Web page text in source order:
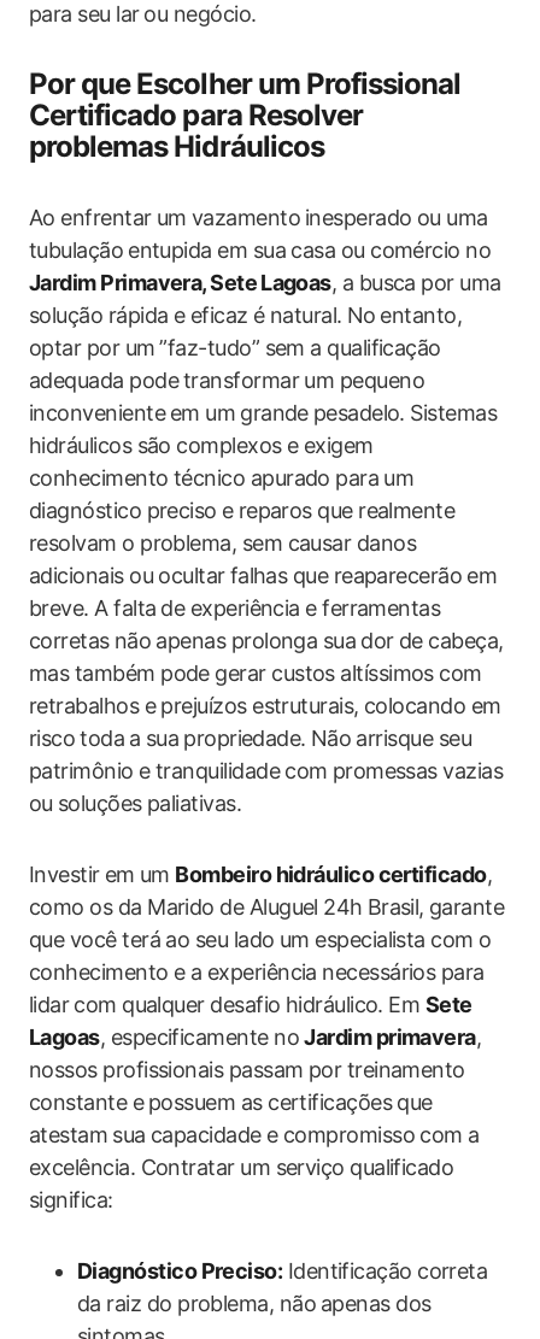
​para seu lar⁢ ou negócio.
Por ​que Escolher um Profissional
‍Certificado para Resolver
problemas Hidráulicos
Ao enfrentar um⁣ vazamento ⁣inesperado ou uma​
tubulação ⁢entupida em ​sua casa ou comércio no
Jardim Primavera, Sete⁢ Lagoas, a busca por‍ uma
solução rápida e eficaz é natural. ⁤No ⁢entanto,
optar por‍ um ⁤”faz-tudo” sem a qualificação
adequada pode⁤ transformar ​um pequeno
inconveniente ⁢em um⁢ grande ⁤pesadelo. Sistemas
hidráulicos‍ são complexos e​ exigem
conhecimento técnico apurado para⁤ um‌
diagnóstico preciso ⁢e reparos que realmente ​
resolvam o problema, sem causar‍ danos
adicionais ou ocultar ⁣falhas que reaparecerão⁤ em
breve.‍ A‍ falta⁣ de experiência e ferramentas‌
corretas ⁢não apenas ​prolonga sua⁤ dor de cabeça,
mas também pode gerar‍ custos altíssimos ‍com
retrabalhos e prejuízos estruturais, colocando em
risco ⁣toda⁤ a sua⁢ propriedade.⁤ Não arrisque seu
‌patrimônio e tranquilidade ‍com ⁤promessas​ vazias
ou ⁣soluções paliativas.
Investir ⁣em um Bombeiro ‌hidráulico certificado,
como os da​ Marido de Aluguel 24h ⁣Brasil, ⁢garante
que‍ você terá ao seu ‍lado um especialista com o
conhecimento e ‌a experiência necessários para
lidar ⁣com qualquer‌ desafio ‌hidráulico. Em Sete
Lagoas, especificamente noJardim‌ primavera, ​
nossos profissionais passam por treinamento
constante e⁤ possuem as certificações ​que
atestam⁢ sua‍ capacidade e compromisso com a
‍excelência. Contratar‍ um serviço qualificado
significa:
Diagnóstico Preciso: ​Identificação​ correta
da raiz do problema, não ⁣apenas dos